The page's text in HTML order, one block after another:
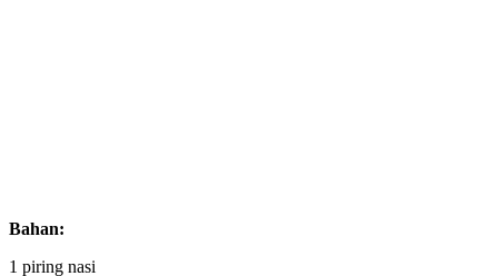
Bahan:
1 piring nasi